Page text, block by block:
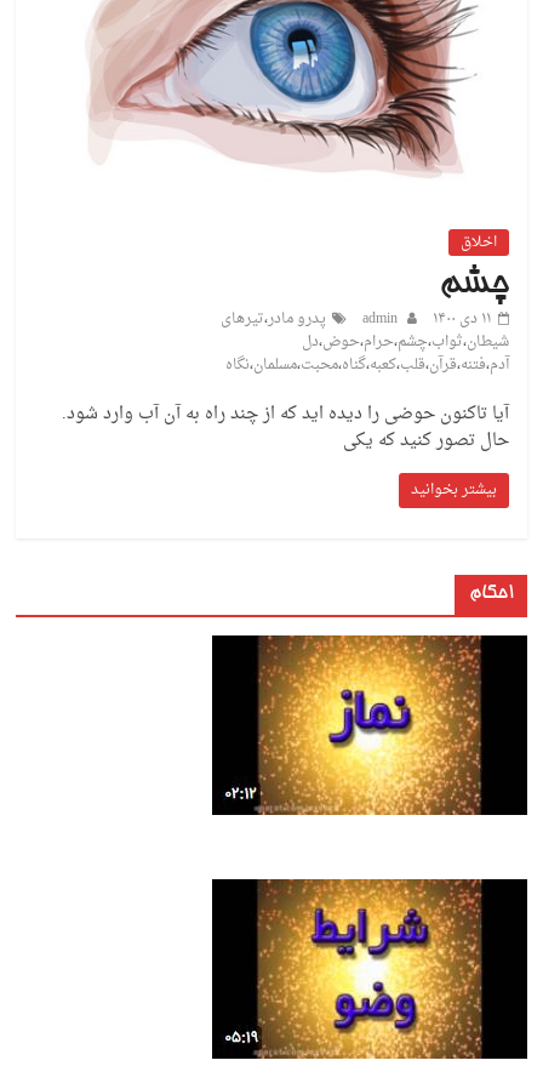
اخلاق
چشم
۱۱ دی ۱۴۰۰ admin پدرو مادر،تیرهای
شیطان،ثواب،چشم،حرام،حوض،دل
آدم،فتنه،قرآن،قلب،کعبه،گناه،محبت،مسلمان،نگاه
آیا تاکنون حوضی را دیده اید که از چند راه به آن آب وارد شود.
حال تصور کنید که یکی
بیشتر بخوانید
احکام